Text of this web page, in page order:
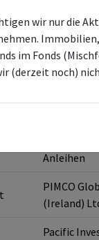
ISINs
Anleihen
PIMCO
(Ireland)
Pacific
wir nur die
im Fonds
(derzeit noch)